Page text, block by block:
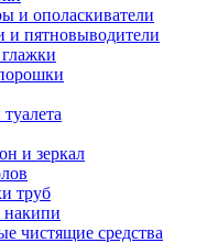
и ополаскиватели
и пятновыводители
и зеркал
труб
накипи
чистящие средства